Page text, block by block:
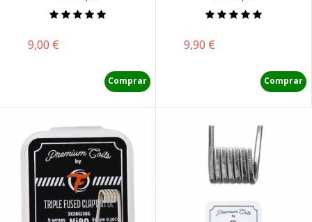
Precio
9,00 €
Comprar
Precio
9,90 €
Comprar